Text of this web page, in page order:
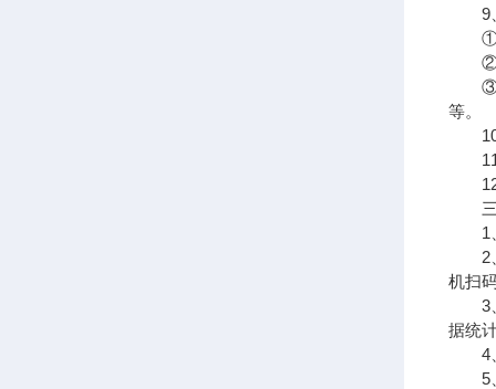
9、
①仪
②检
③仪
等。
10
11
12
三
1、
2、
机扫
3、
据统
4、
5、